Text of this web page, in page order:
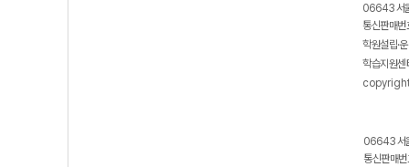
06643 서
통신판매
학원설립·
학습지원
06643 서
통신판매